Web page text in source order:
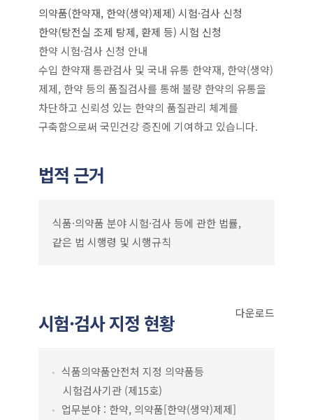
의약품(한약재, 한약(생약)제제) 시험·검사 신청
한약(탕전실 조제 탕제, 환제 등) 시험 신청
한약 시험·검사 신청 안내
수입 한약재 통관검사 및 국내 유통 한약재, 한약(생약)
제제, 한약 등의 품질검사를 통해 불량 한약의 유통을
차단하고 신뢰성 있는 한약의 품질관리 체계를
구축함으로써 국민건강 증진에 기여하고 있습니다.
법적 근거
식품·의약품 분야 시험·검사 등에 관한 법률,
같은 법 시행령 및 시행규칙
시험·검사 지정 현황 다운로드
식품의약품안전처 지정 의약품등
시험검사기관 (제15호)
업무분야 : 한약, 의약품[한약(생약)제제]